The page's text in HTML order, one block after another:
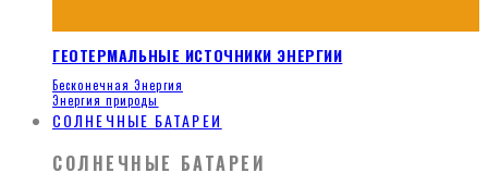
ГЕОТЕРМАЛЬНЫЕ ИСТОЧНИКИ ЭНЕРГИИ
Бесконечная Энергия
Энергия природы
СОЛНЕЧНЫЕ БАТАРЕИ
СОЛНЕЧНЫЕ БАТАРЕИ